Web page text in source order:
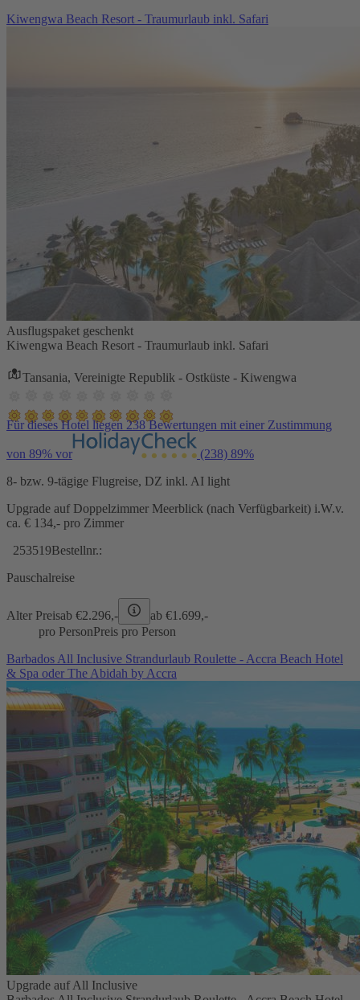
Kiwengwa Beach Resort - Traumurlaub inkl. Safari
Ausflugspaket geschenkt
Kiwengwa Beach Resort - Traumurlaub inkl. Safari
Tansania, Vereinigte Republik - Ostküste - Kiwengwa
Für dieses Hotel liegen 238 Bewertungen mit einer Zustimmung
von 89% vor (238) 89%
8- bzw. 9-tägige Flugreise, DZ inkl. AI light
Upgrade auf Doppelzimmer Meerblick (nach Verfügbarkeit) i.W.v.
ca. € 134,- pro Zimmer
253519Bestellnr.:
Pauschalreise
Alter Preisab €2.296,- ab €1.699,-
pro PersonPreis pro Person
Barbados All Inclusive Strandurlaub Roulette - Accra Beach Hotel
& Spa oder The Abidah by Accra
Upgrade auf All Inclusive